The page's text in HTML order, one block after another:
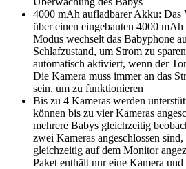
4000 mAh aufladbarer Akku: Das
über einen eingebauten 4000
Modus wechselt das Babyphone
Schlafzustand, um Strom zu
automatisch aktiviert, wenn der
Die Kamera muss immer an das
sein, um zu funktionieren
Bis zu 4 Kameras werden
können bis zu vier Kameras
mehrere Babys gleichzeitig
zwei Kameras angeschlossen
gleichzeitig auf dem Monitor
Paket enthält nur eine Kamera